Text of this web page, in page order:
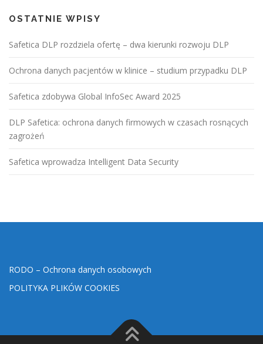
OSTATNIE WPISY
Safetica DLP rozdziela ofertę – dwa kierunki rozwoju DLP
Ochrona danych pacjentów w klinice – studium przypadku DLP
Safetica zdobywa Global InfoSec Award 2025
DLP Safetica: ochrona danych firmowych w czasach rosnących
zagrożeń
Safetica wprowadza Intelligent Data Security
RODO – Ochrona danych osobowych
POLITYKA PLIKÓW COOKIES